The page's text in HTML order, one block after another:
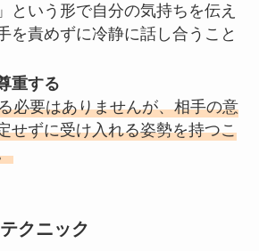
という形で自分の気持ちを伝え
を責めずに冷静に話し合うこと
重する
必要はありませんが、相手の意
せずに受け入れる姿勢を持つこ
クニック